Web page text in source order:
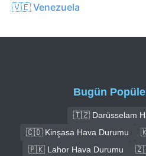
🇻🇪 Venezuela
Bugün
🇹🇿 Darüsselam
🇨🇩 Kinşasa Hava Durumu
🇵🇰 Lahor Hava Durumu